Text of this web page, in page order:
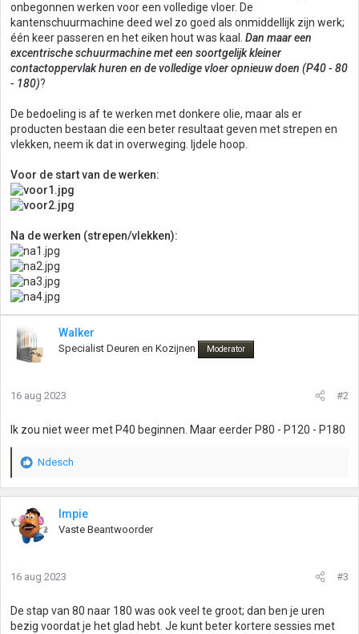
onbegonnen werken voor een volledige vloer. De
kantenschuurmachine deed wel zo goed als onmiddellijk zijn werk;
één keer passeren en het eiken hout was kaal. Dan maar een
excentrische schuurmachine met een soortgelijk kleiner
contactoppervlak huren en de volledige vloer opnieuw doen (P40 - 80
- 180)?
De bedoeling is af te werken met donkere olie, maar als er
producten bestaan die een beter resultaat geven met strepen en
vlekken, neem ik dat in overweging. Ijdele hoop.
Voor de start van de werken:
Na de werken (strepen/vlekken):
Walker
Specialist Deuren en Kozijnen Moderator
16 aug 2023 #2
Ik zou niet weer met P40 beginnen. Maar eerder P80 - P120 - P180
W
a
d
e
n
e
n
Ndesch
Impie
Vaste Beantwoorder
16 aug 2023 #3
De stap van 80 naar 180 was ook veel te groot; dan ben je uren
bezig voordat je het glad hebt. Je kunt beter kortere sessies met